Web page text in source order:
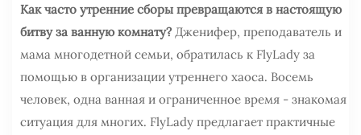
Как часто утренние сборы превращаются в настоящую
битву за ванную комнату?Дженифер, преподаватель и
мама многодетной семьи, обратилась к FlyLady за
помощью в организации утреннего хаоса. Восемь
человек, одна ванная и ограниченное время - знакомая
ситуация для многих. FlyLady предлагает практичные